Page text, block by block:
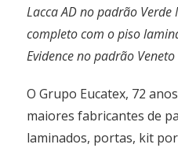
Lacca AD no padrão
completo com o piso
Evidence no padrão Veneto
O Grupo Eucatex, 72
maiores fabricantes de
laminados, portas, kit